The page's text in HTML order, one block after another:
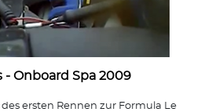
- Onboard Spa 2009
ersten Rennen zur Formula Le